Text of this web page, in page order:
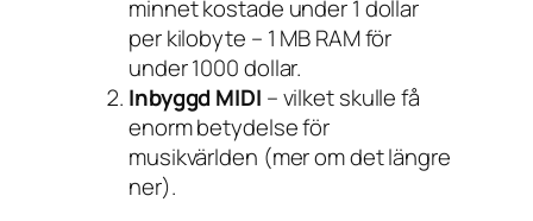
minnet kostade under 1 dollar
per kilobyte – 1 MB RAM för
under 1000 dollar.
Inbyggd MIDI – vilket skulle få
enorm betydelse för
musikvärlden (mer om det längre
ner).